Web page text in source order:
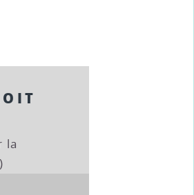
la